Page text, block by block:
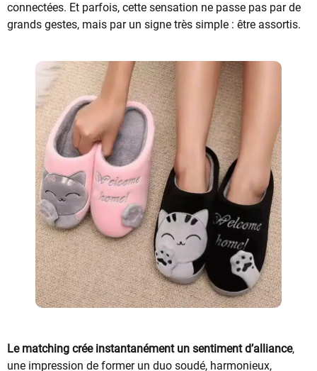
connectées. Et parfois, cette sensation ne passe pas par de
grands gestes, mais par un signe très simple : être assortis.
Le matching crée instantanément un sentiment d’alliance,
une impression de former un duo soudé, harmonieux,